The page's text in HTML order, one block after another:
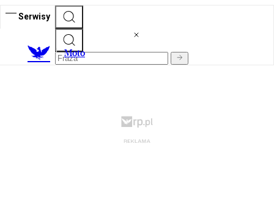
Serwisy
Moto